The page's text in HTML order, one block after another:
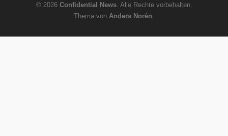
© 2026 Confidential News. Alle Rechte vorbehalten.
Thema von Anders Norén.